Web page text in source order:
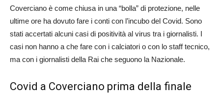
Coverciano è come chiusa in una “bolla” di protezione, nelle
ultime ore ha dovuto fare i conti con l’incubo del Covid. Sono
stati accertati alcuni casi di positività al virus tra i giornalisti. I
casi non hanno a che fare con i calciatori o con lo staff tecnico,
ma con i giornalisti della Rai che seguono la Nazionale.
Covid a Coverciano prima della finale